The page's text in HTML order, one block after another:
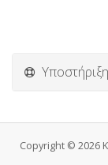
Υποστήριξη
Copyright © 2026